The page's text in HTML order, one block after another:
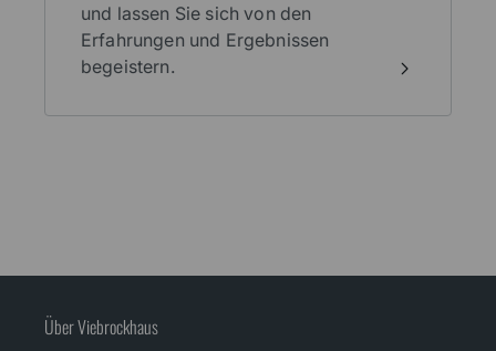
und lassen Sie sich von den
Erfahrungen und Ergebnissen
begeistern.
Über Viebrockhaus